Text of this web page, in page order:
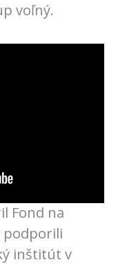
voľný.
Fond na
podporili
inštitút v